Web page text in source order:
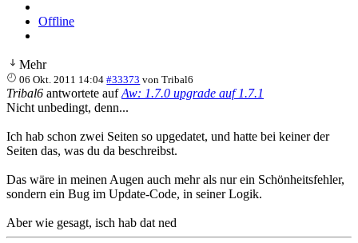
Offline
Mehr
06 Okt. 2011 14:04 #33373 vonTribal6
Tribal6 antwortete aufAw: 1.7.0 upgrade auf 1.7.1
Nicht unbedingt, denn...
Ich hab schon zwei Seiten so upgedatet, und hatte bei keiner der
Seiten das, was du da beschreibst.
Das wäre in meinen Augen auch mehr als nur ein Schönheitsfehler,
sondern ein Bug im Update-Code, in seiner Logik.
Aber wie gesagt, isch hab dat ned